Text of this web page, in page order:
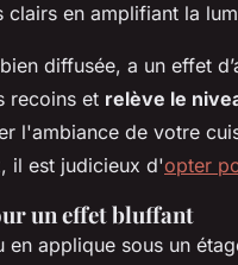
en amplifiant la
diffusée, a un effet
recoins et relève le
l'ambiance de votre
il est judicieux d'opter
un effet bluffant
en applique sous un